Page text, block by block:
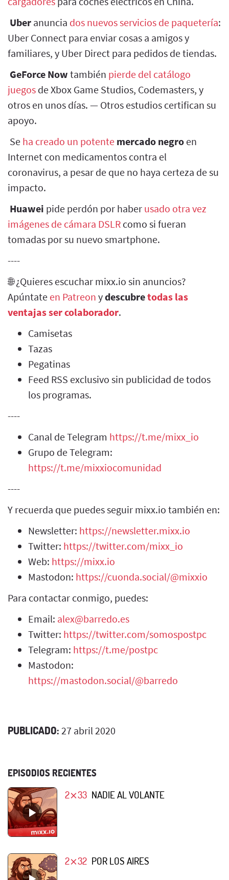
Uber anuncia dos nuevos servicios de paquetería:
Uber Connect para enviar cosas a amigos y
familiares, y Uber Direct para pedidos de tiendas.
GeForce Now también pierde del catálogo
juegos de Xbox Game Studios, Codemasters, y
otros en unos días. — Otros estudios certifican su
apoyo.
Se ha creado un potente mercado negro en
Internet con medicamentos contra el
coronavirus, a pesar de que no haya certeza de su
impacto.
Huawei pide perdón por haber usado otra vez
imágenes de cámara DSLR como si fueran
tomadas por su nuevo smartphone.
----
🌐 ¿Quieres escuchar mixx.io sin anuncios?
Apúntate en Patreon ydescubretodas las
ventajas ser colaborador.
Camisetas
Tazas
Pegatinas
Feed RSS exclusivo sin publicidad de todos
los programas.
----
Canal de Telegram https://t.me/mixx_io
Grupo de Telegram:
https://t.me/mixxiocomunidad
----
Y recuerda que puedes seguir mixx.io también en:
Newsletter: https://newsletter.mixx.io
Twitter: https://twitter.com/mixx_io
Web: https://mixx.io
Mastodon: https://cuonda.social/@mixxio
Para contactar conmigo, puedes:
Email: alex@barredo.es
Twitter: https://twitter.com/somospostpc
Telegram: https://t.me/postpc
Mastodon:
https://mastodon.social/@barredo
PUBLICADO: 27 abril 2020
EPISODIOS RECIENTES
2⨯33 NADIE AL VOLANTE
2⨯32 POR LOS AIRES